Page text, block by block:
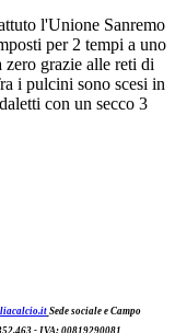
l'Unione Sanremo
per 2 tempi a uno
grazie alle reti di
i pulcini sono scesi in
con un secco 3
Sede sociale e Campo
- IVA: 00819290081